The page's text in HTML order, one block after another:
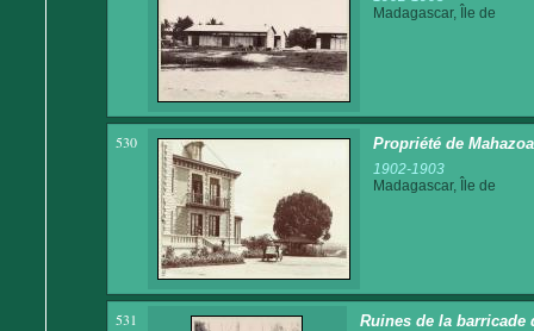
Madagascar, Île de
530 Propriété de
1902-1903
Madagascar, Île de
531
Ruines de la barricade